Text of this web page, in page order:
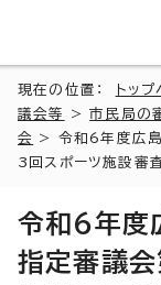
現在の位置： トップ
議会等
>市民局の
会
> 令和6年度広
3回スポーツ施設審
令和6年度
指定審議